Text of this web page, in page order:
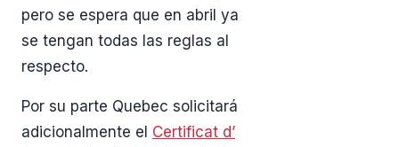
pero se espera que en abril ya
se tengan todas las reglas al
respecto.
Por su parte Quebec solicitará
adicionalmente el Certificat d’